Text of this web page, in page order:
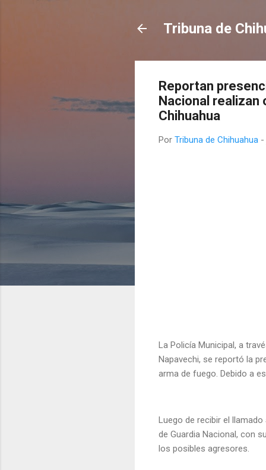
Tribuna de
Reportan
Nacional realizan
Chihuahua
Por Tribuna de Chihuahua -
La Policía Municipal, a
Napavechi, se reportó la
arma de fuego. Debido a
Luego de recibir el
de Guardia Nacional, con
los posibles agresores.